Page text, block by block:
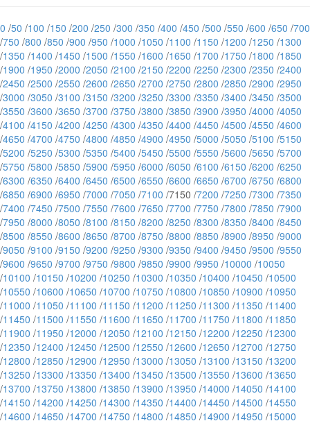
0 /50 /100 /150 /200 /250 /300 /350 /400 /450 /500 /550 /600 /650 /700
/750 /800 /850 /900 /950 /1000 /1050 /1100 /1150 /1200 /1250 /1300
/1350 /1400 /1450 /1500 /1550 /1600 /1650 /1700 /1750 /1800 /1850
/1900 /1950 /2000 /2050 /2100 /2150 /2200 /2250 /2300 /2350 /2400
/2450 /2500 /2550 /2600 /2650 /2700 /2750 /2800 /2850 /2900 /2950
/3000 /3050 /3100 /3150 /3200 /3250 /3300 /3350 /3400 /3450 /3500
/3550 /3600 /3650 /3700 /3750 /3800 /3850 /3900 /3950 /4000 /4050
/4100 /4150 /4200 /4250 /4300 /4350 /4400 /4450 /4500 /4550 /4600
/4650 /4700 /4750 /4800 /4850 /4900 /4950 /5000 /5050 /5100 /5150
/5200 /5250 /5300 /5350 /5400 /5450 /5500 /5550 /5600 /5650 /5700
/5750 /5800 /5850 /5900 /5950 /6000 /6050 /6100 /6150 /6200 /6250
/6300 /6350 /6400 /6450 /6500 /6550 /6600 /6650 /6700 /6750 /6800
/6850 /6900 /6950 /7000 /7050 /7100 /7150 /7200 /7250 /7300 /7350
/7400 /7450 /7500 /7550 /7600 /7650 /7700 /7750 /7800 /7850 /7900
/7950 /8000 /8050 /8100 /8150 /8200 /8250 /8300 /8350 /8400 /8450
/8500 /8550 /8600 /8650 /8700 /8750 /8800 /8850 /8900 /8950 /9000
/9050 /9100 /9150 /9200 /9250 /9300 /9350 /9400 /9450 /9500 /9550
/9600 /9650 /9700 /9750 /9800 /9850 /9900 /9950 /10000 /10050
/10100 /10150 /10200 /10250 /10300 /10350 /10400 /10450 /10500
/10550 /10600 /10650 /10700 /10750 /10800 /10850 /10900 /10950
/11000 /11050 /11100 /11150 /11200 /11250 /11300 /11350 /11400
/11450 /11500 /11550 /11600 /11650 /11700 /11750 /11800 /11850
/11900 /11950 /12000 /12050 /12100 /12150 /12200 /12250 /12300
/12350 /12400 /12450 /12500 /12550 /12600 /12650 /12700 /12750
/12800 /12850 /12900 /12950 /13000 /13050 /13100 /13150 /13200
/13250 /13300 /13350 /13400 /13450 /13500 /13550 /13600 /13650
/13700 /13750 /13800 /13850 /13900 /13950 /14000 /14050 /14100
/14150 /14200 /14250 /14300 /14350 /14400 /14450 /14500 /14550
/14600 /14650 /14700 /14750 /14800 /14850 /14900 /14950 /15000